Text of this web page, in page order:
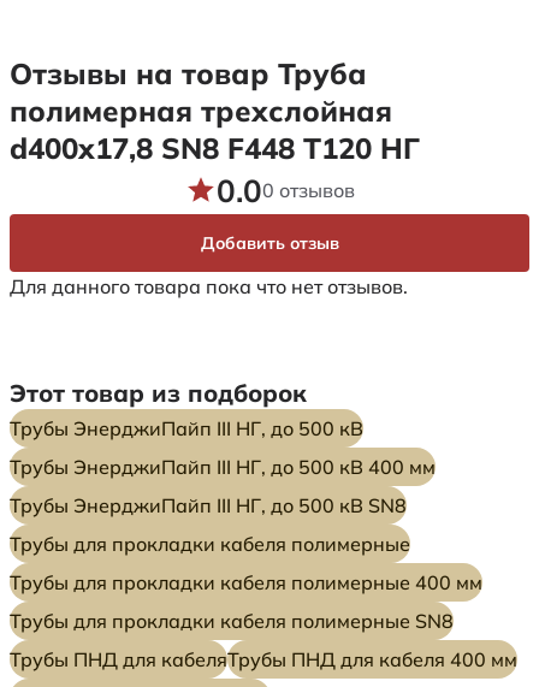
Отзывы на товар Труба
полимерная трехслойная
d400х17,8 SN8 F448 Т120 НГ
Для данного товара пока что нет отзывов.
0.00 отзывов
Добавить отзыв
Этот товар из подборок
Трубы ЭнерджиПайп III НГ, до 500 кВ
Трубы ЭнерджиПайп III НГ, до 500 кВ 400 мм
Трубы ЭнерджиПайп III НГ, до 500 кВ SN8
Трубы для прокладки кабеля полимерные
Трубы для прокладки кабеля полимерные 400 мм
Трубы для прокладки кабеля полимерные SN8
Трубы ПНД для кабеляТрубы ПНД для кабеля 400 мм